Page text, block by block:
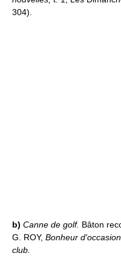
304).
b) Canne de golf. Bâton
G. ROY, Bonheur
club.